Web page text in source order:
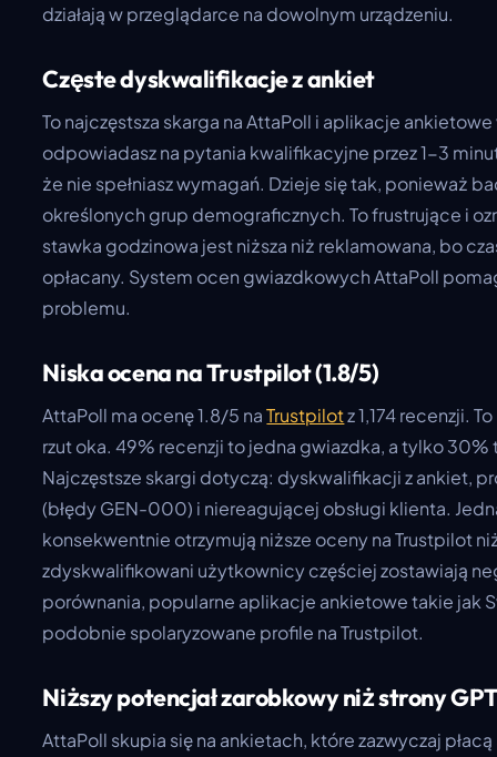
działają w przeglądarce na dowolnym urządzeniu.
Częste dyskwalifikacje z ankiet
To najczęstsza skarga na AttaPoll i aplikacje
odpowiadasz na pytania kwalifikacyjne przez 1-3
że nie spełniasz wymagań. Dzieje się tak, ponieważ
określonych grup demograficznych. To frustrujące i
stawka godzinowa jest niższa niż reklamowana, bo
opłacany. System ocen gwiazdkowych AttaPoll
problemu.
Niska ocena na Trustpilot (1.8/5)
AttaPoll ma ocenę 1.8/5 naTrustpilotz 1,174 recenzji.
rzut oka. 49% recenzji to jedna gwiazdka, a tylko
Najczęstsze skargi dotyczą: dyskwalifikacji z ankiet,
(błędy GEN-000) i niereagującej obsługi klienta.
konsekwentnie otrzymują niższe oceny na Trustpilot
zdyskwalifikowani użytkownicy częściej zostawiają
porównania, popularne aplikacje ankietowe takie jak
podobnie spolaryzowane profile na Trustpilot.
Niższy potencjał zarobkowy niż strony
AttaPoll skupia się na ankietach, które zazwyczaj